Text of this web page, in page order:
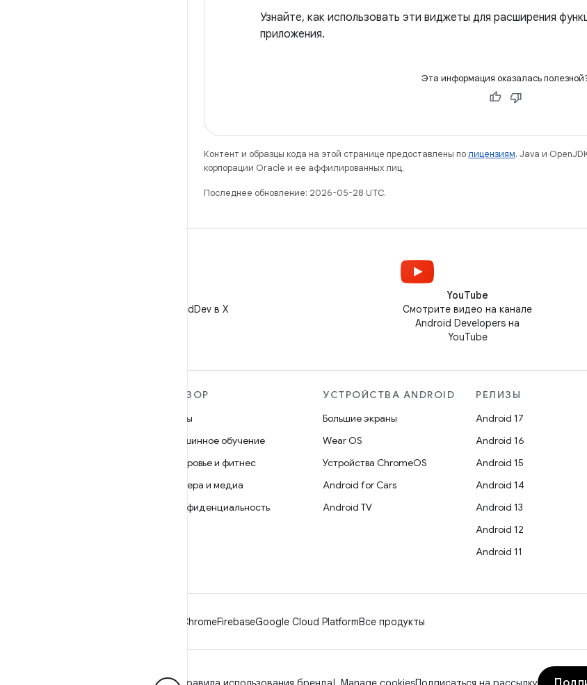
Узнайте, как использовать эти виджеты для расширения
приложения.
Эта информация оказалась
Контент и образцы кода на этой странице предоставлены полицензиям. Java и
корпорации Oracle и ее аффилированных лиц.
Последнее обновление: 2026-05-28 UTC.
Читайте @AndroidDev в X
YouTube
Смотрите видео на канале
Android Developers на
YouTube
ОБЗОР
Игры
Машинное обучение
Здоровье и фитнес
Камера и медиа
Конфиденциальность
УСТРОЙСТВА ANDROID
Большие экраны
Wear OS
Устройства ChromeOS
Android for Cars
Android TV
РЕЛИЗЫ
Android 17
Android 16
Android 15
Android 14
Android 13
Android 12
Android 11
ChromeFirebaseGoogle Cloud PlatformВсе продукты